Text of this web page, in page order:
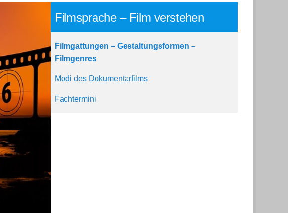
Filmsprache – Film verstehen
Filmgattungen – Gestaltungsformen –
Filmgenres
Modi des Dokumentarfilms
Fachtermini